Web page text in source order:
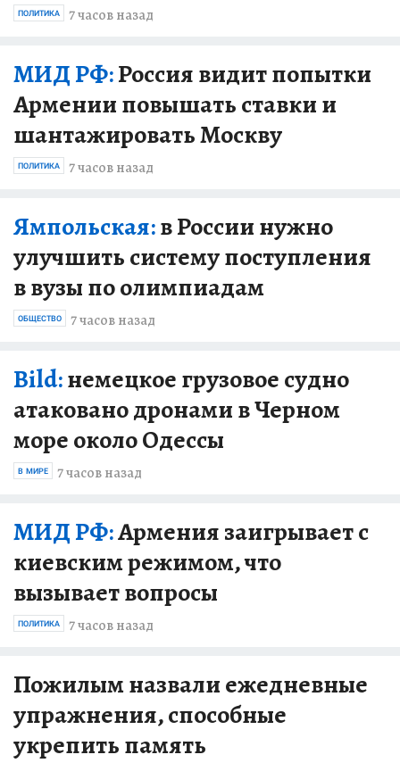
7 часов назад
ПОЛИТИКА
МИД РФ:Россия видит попытки
Армении повышать ставки и
шантажировать Москву
7 часов назад
ПОЛИТИКА
Ямпольская:в России нужно
улучшить систему поступления
в вузы по олимпиадам
7 часов назад
ОБЩЕСТВО
Bild:немецкое грузовое судно
атаковано дронами в Черном
море около Одессы
7 часов назад
В МИРЕ
МИД РФ:Армения заигрывает с
киевским режимом, что
вызывает вопросы
7 часов назад
ПОЛИТИКА
Пожилым назвали ежедневные
упражнения, способные
укрепить память